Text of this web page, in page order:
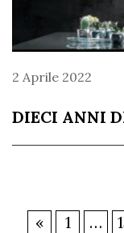
2 Aprile 2022
DIECI ANNI
« 1 …